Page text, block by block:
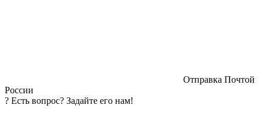
Отправка Почтой
России
? Есть вопрос? Задайте его нам!